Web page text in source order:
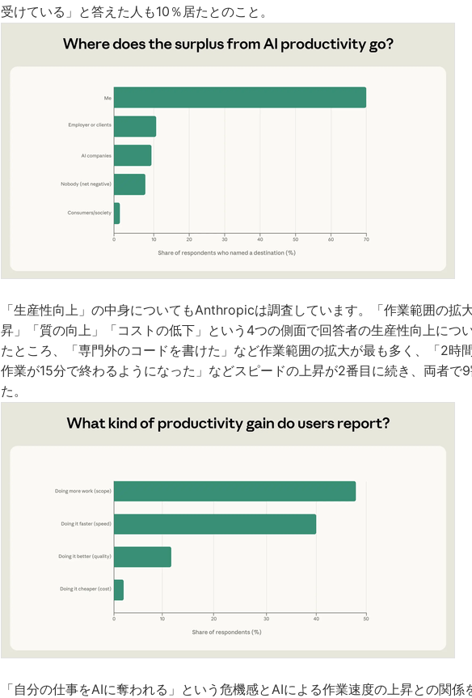
受けている」と答えた人も10％居たとのこと。
「生産性向上」の中身についてもAnthropicは調査しています。「作業範囲の拡
昇」「質の向上」「コストの低下」という4つの側面で回答者の生産性向上につ
たところ、「専門外のコードを書けた」など作業範囲の拡大が最も多く、「2時
作業が15分で終わるようになった」などスピードの上昇が2番目に続き、両者で
た。
「自分の仕事をAIに奪われる」という危機感とAIによる作業速度の上昇との関係